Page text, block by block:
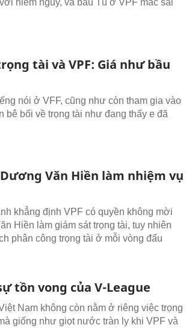
hiểm nguy, và bầu Tú ở VPF mắc sai
tài và VPF: Giá như bầu
nói ở VFF, cũng như còn tham gia vào
bê bối về trọng tài như đang thấy e đã
Văn Hiền làm nhiệm vụ
khẳng định VPF có quyền không mời
Hiền làm giám sát trọng tài, tuy nhiên
phân công trọng tài ở mỗi vòng đấu
tồn vong của V-League
Nam không còn nằm ở riêng việc trọng
giống như giọt nước tràn ly khi VPF và